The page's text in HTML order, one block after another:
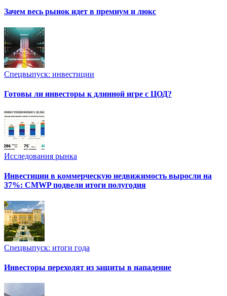
Зачем весь рынок идет в премиум и люкс
Спецвыпуск: инвестиции
Готовы ли инвесторы к длинной игре с ЦОД?
Исследования рынка
Инвестиции в коммерческую недвижимость выросли на
37%: CMWP подвели итоги полугодия
Спецвыпуск: итоги года
Инвесторы переходят из защиты в нападение